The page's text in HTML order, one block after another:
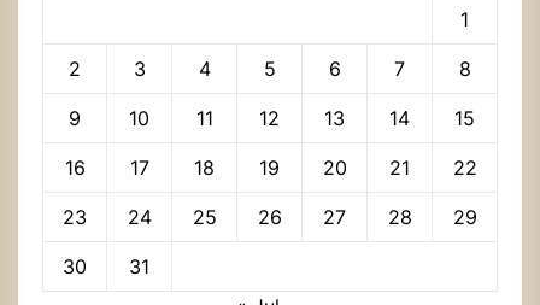
1
2 3 4 5 6 7 8
9 10 11 12 13 14 15
16 17 18 19 20 21 22
23 24 25 26 27 28 29
30
31